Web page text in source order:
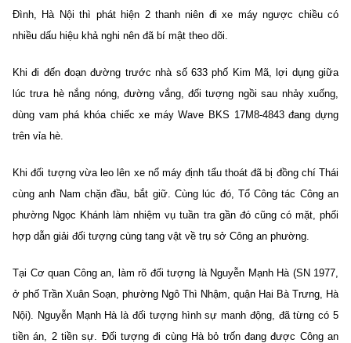
Đình, Hà Nội thì phát hiện 2 thanh niên đi xe máy ngược chiều có
nhiều dấu hiệu khả nghi nên đã bí mật theo dõi.
Khi đi đến đoạn đường trước nhà số 633 phố Kim Mã, lợi dụng giữa
lúc trưa hè nắng nóng, đường vắng, đối tượng ngồi sau nhảy xuống,
dùng vam phá khóa chiếc xe máy Wave BKS 17M8-4843 đang dựng
trên vỉa hè.
Khi đối tượng vừa leo lên xe nổ máy định tẩu thoát đã bị đồng chí Thái
cùng anh Nam chặn đầu, bắt giữ. Cùng lúc đó, Tổ Công tác Công an
phường Ngọc Khánh làm nhiệm vụ tuần tra gần đó cũng có mặt, phối
hợp dẫn giải đối tượng cùng tang vật về trụ sở Công an phường.
Tại Cơ quan Công an, làm rõ đối tượng là Nguyễn Mạnh Hà (SN 1977,
ở phố Trần Xuân Soạn, phường Ngô Thì Nhậm, quận Hai Bà Trưng, Hà
Nội). Nguyễn Mạnh Hà là đối tượng hình sự manh động, đã từng có 5
tiền án, 2 tiền sự. Đối tượng đi cùng Hà bỏ trốn đang được Công an